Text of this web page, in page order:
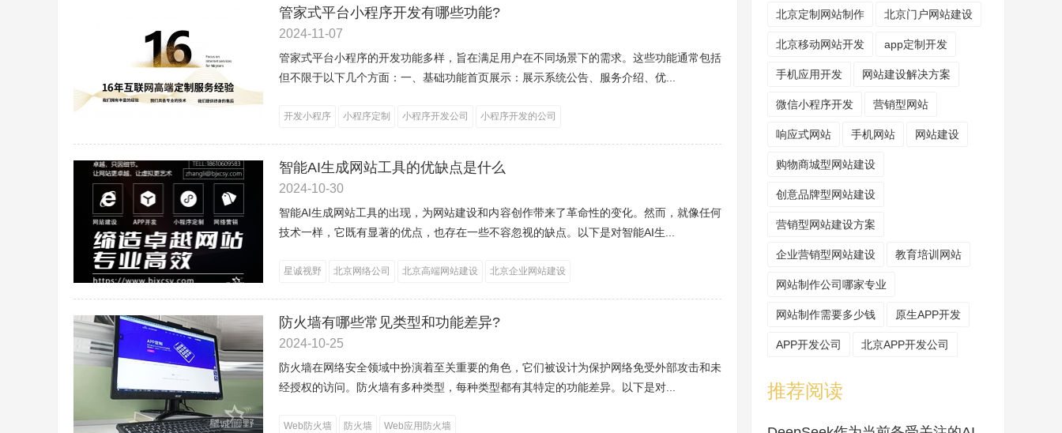
管家式平台小程序开发有哪些功能?
2024-11-07
管家式平台小程序的开发功能多样，旨在满足用户在不同场景下的需求。这些功能通常包括
但不限于以下几个方面：一、基础功能首页展示：展示系统公告、服务介绍、优...
开发小程序 小程序定制 小程序开发公司 小程序开发的公司
智能AI生成网站工具的优缺点是什么
2024-10-30
智能AI生成网站工具的出现，为网站建设和内容创作带来了革命性的变化。然而，就像任何
技术一样，它既有显著的优点，也存在一些不容忽视的缺点。以下是对智能AI生...
星诚视野 北京网络公司 北京高端网站建设 北京企业网站建设
防火墙有哪些常见类型和功能差异?
2024-10-25
防火墙在网络安全领域中扮演着至关重要的角色，它们被设计为保护网络免受外部攻击和未
经授权的访问。防火墙有多种类型，每种类型都有其特定的功能差异。以下是对...
Web防火墙 防火墙 Web应用防火墙
北京定制网站制作 北京门户网站建设
北京移动网站开发 app定制开发
手机应用开发 网站建设解决方案
微信小程序开发 营销型网站
响应式网站 手机网站 网站建设
购物商城型网站建设
创意品牌型网站建设
营销型网站建设方案
企业营销型网站建设 教育培训网站
网站制作公司哪家专业
网站制作需要多少钱 原生APP开发
APP开发公司 北京APP开发公司
推荐阅读